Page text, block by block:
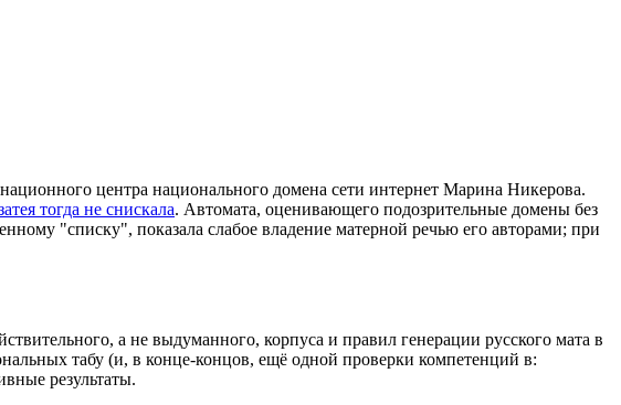
центра национального домена сети интернет Марина Никерова.
тогда не снискала. Автомата, оценивающего подозрительные домены без
"списку", показала слабое владение матерной речью его авторами; при
а не выдуманного, корпуса и правил генерации русского мата в
табу (и, в конце-концов, ещё одной проверки компетенций в:
результаты.